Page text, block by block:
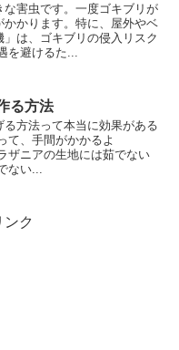
害虫です。一度ゴキブリが
かります。特に、屋外やベ
は、ゴキブリの侵入リスク
を避けるた...
る方法
る方法って本当に効果がある
て、手間がかかるよ
ザニアの生地には茹でない
ない...
ンク